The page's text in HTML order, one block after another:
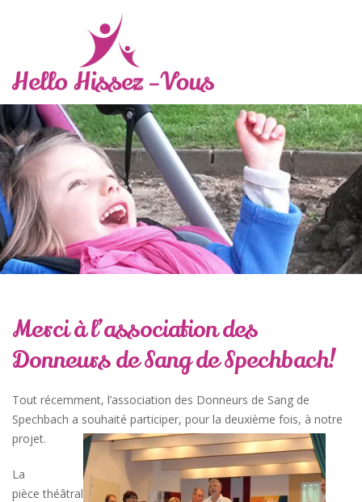
Merci à l’association des
Donneurs de Sang de Spechbach!
Tout récemment, l’association des Donneurs de Sang de
Spechbach a souhaité participer, pour la deuxième fois, à notre
projet.
La
pièce théâtral